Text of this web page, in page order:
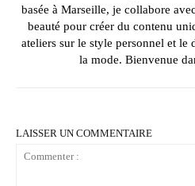
basée à Marseille, je collabore
beauté pour créer du contenu
ateliers sur le style personnel et le
la mode. Bienvenue
LAISSER UN COMMENTAIRE